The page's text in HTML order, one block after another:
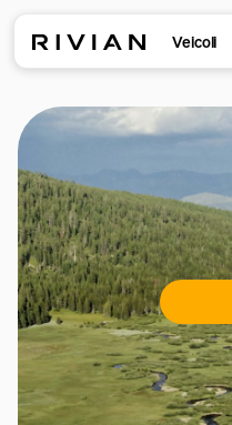
Veicoli